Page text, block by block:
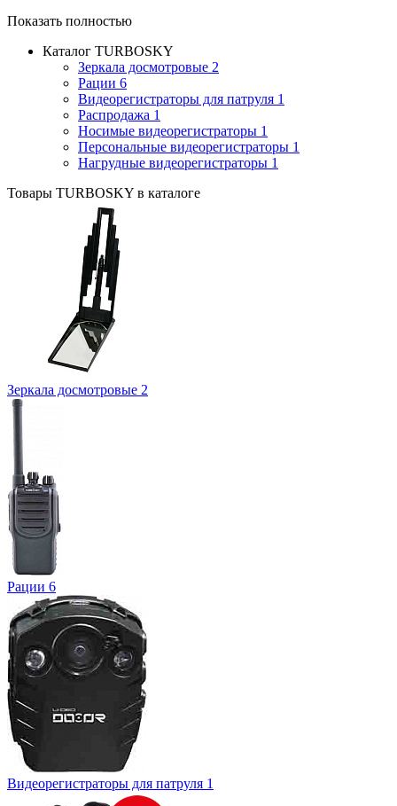
Показать полностью
Каталог TURBOSKY
Зеркала досмотровые 2
Рации 6
Видеорегистраторы для патруля 1
Распродажа 1
Носимые видеорегистраторы 1
Персональные видеорегистраторы 1
Нагрудные видеорегистраторы 1
Товары TURBOSKY в каталоге
Зеркала досмотровые 2
Рации 6
Видеорегистраторы для патруля 1